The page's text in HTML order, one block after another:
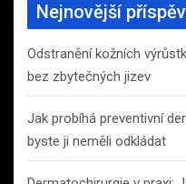
Nejnovější
Odstranění kožních
bez zbytečných jizev
Jak probíhá preventivní
byste ji neměli odkládat